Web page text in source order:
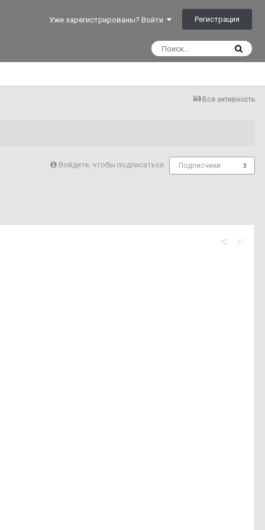
Уже зарегистрированы? Войти Регистрация
Вся активность
Войдите, чтобы подписаться Подписчики 3
#1